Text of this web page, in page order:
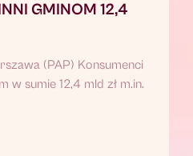
GMINOM 12,4
(PAP) Konsumenci
w sumie 12,4 mld zł m.in.